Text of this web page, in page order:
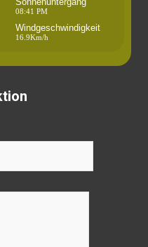
08:41 PM
Windgeschwindigkeit
16.9Km/h